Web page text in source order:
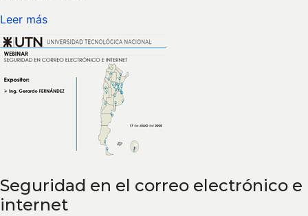
Leer más
Seguridad en el correo electrónico e
internet